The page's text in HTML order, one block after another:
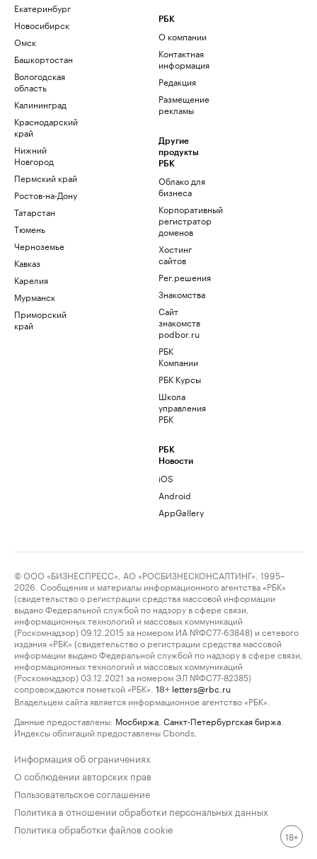
Екатеринбург
Новосибирск
Омск
Башкортостан
Вологодская
область
Калининград
Краснодарский
край
Нижний
Новгород
Пермский край
Ростов-на-Дону
Татарстан
Тюмень
Черноземье
Кавказ
Карелия
Мурманск
Приморский
край
РБК
О компании
Контактная
информация
Редакция
Размещение
рекламы
Другие
продукты
РБК
Облако для
бизнеса
Корпоративный
регистратор
доменов
Хостинг
сайтов
Рег.решения
Знакомства
Сайт
знакомств
podbor.ru
РБК
Компании
РБК Курсы
Школа
управления
РБК
РБК
Новости
iOS
Android
AppGallery
© ООО «БИЗНЕСПРЕСС», АО «РОСБИЗНЕСКОНСАЛТИНГ», 1995–
2026. Сообщения и материалы информационного агентства «РБК»
(свидетельство о регистрации средства массовой информации
выдано Федеральной службой по надзору в сфере связи,
информационных технологий и массовых коммуникаций
(Роскомнадзор) 09.12.2015 за номером ИА №ФС77-63848) и сетевого
издания «РБК» (свидетельство о регистрации средства массовой
информации выдано Федеральной службой по надзору в сфере связи,
информационных технологий и массовых коммуникаций
(Роскомнадзор) 03.12.2021 за номером ЭЛ №ФС77-82385)
сопровождаются пометкой «РБК».
18+ letters@rbc.ru
Владельцем сайта является информационное агентство «РБК».
Данные предоставлены: Мосбиржа Санкт-Петербургская биржа
Индексы облигаций предоставлены Cbonds.
Информация об ограничениях
О соблюдении авторских прав
Пользовательское соглашение
Политика в отношении обработки персональных данных
Политика обработки файлов cookie
18+